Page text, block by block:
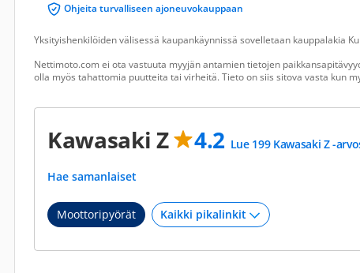
Ohjeita turvalliseen ajoneuvokauppaan
Yksityishenkilöiden välisessä kaupankäynnissä sovelletaan kauppalakia
Nettimoto.com ei ota vastuuta myyjän antamien tietojen
olla myös tahattomia puutteita tai virheitä. Tieto on siis sitova vasta kun
Kawasaki Z 4.2 Lue 199 Kawasaki Z -
Hae samanlaiset
Moottoripyörät